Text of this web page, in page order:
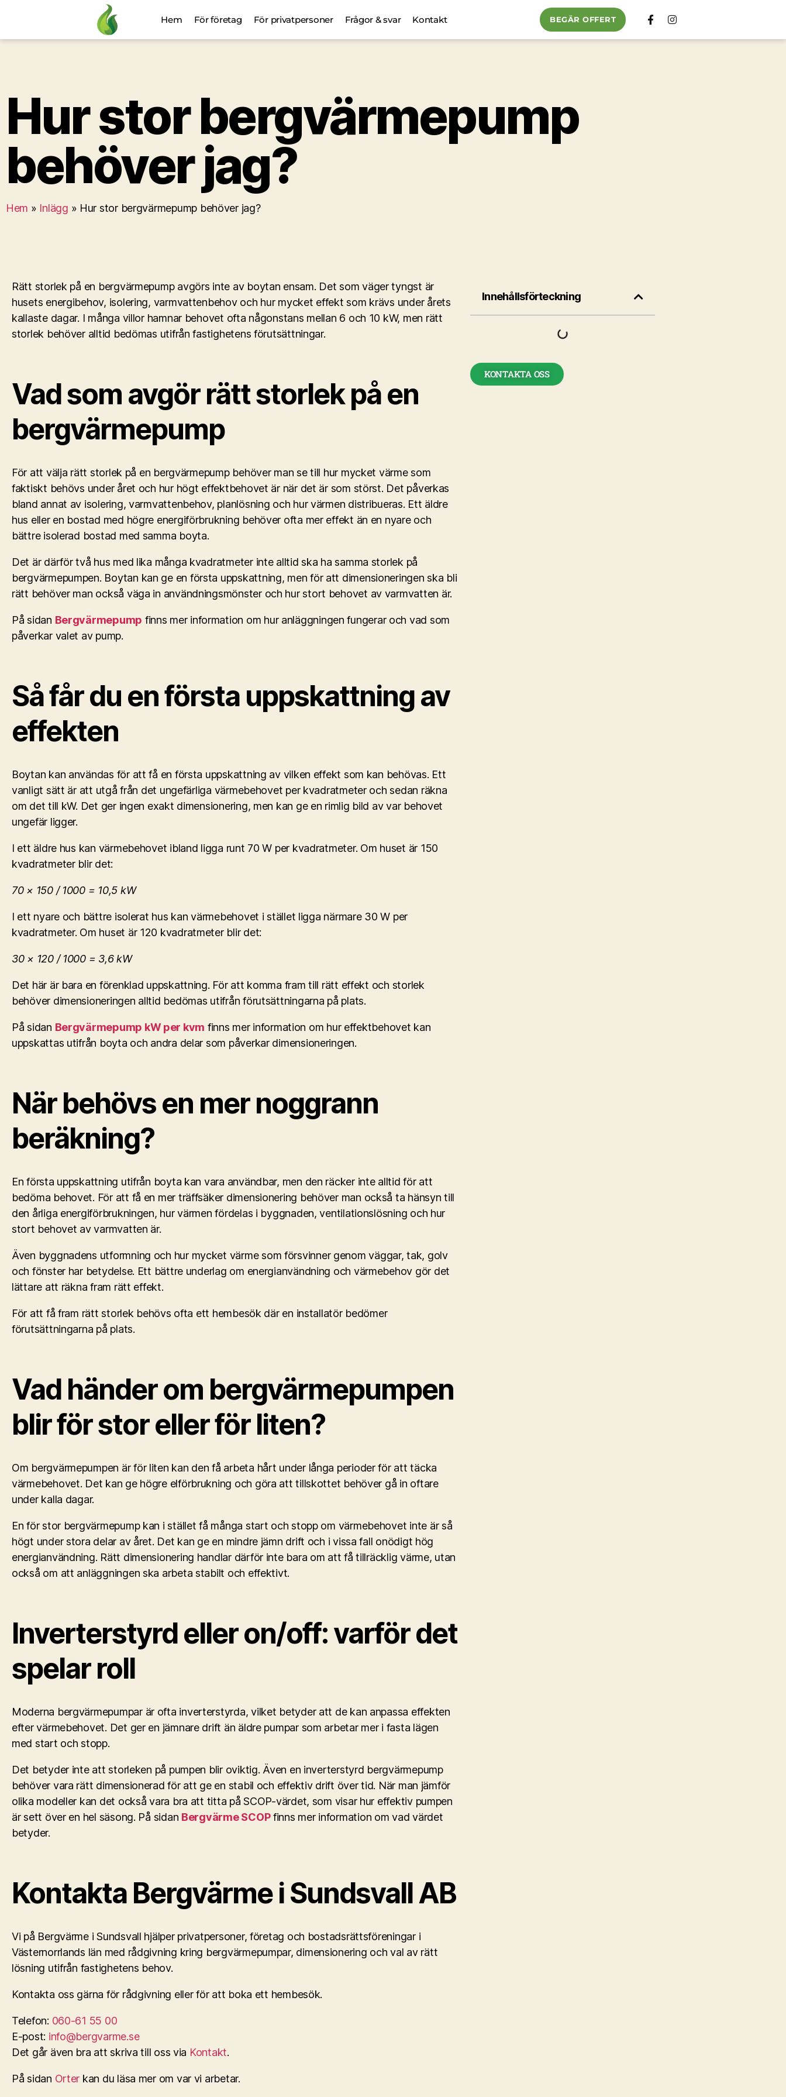
Hem För företag För privatpersoner Frågor & svar Kontakt BEGÄR OFFERT
Hur stor bergvärmepump
behöver jag?
Hem » Inlägg » Hur stor bergvärmepump behöver jag?
Rätt storlek på en bergvärmepump avgörs inte av boytan ensam. Det som väger tyngst är
husets energibehov, isolering, varmvattenbehov och hur mycket effekt som krävs under årets
kallaste dagar. I många villor hamnar behovet ofta någonstans mellan 6 och 10 kW, men rätt
storlek behöver alltid bedömas utifrån fastighetens förutsättningar.
Vad som avgör rätt storlek på en
bergvärmepump
För att välja rätt storlek på en bergvärmepump behöver man se till hur mycket värme som
faktiskt behövs under året och hur högt effektbehovet är när det är som störst. Det påverkas
bland annat av isolering, varmvattenbehov, planlösning och hur värmen distribueras. Ett äldre
hus eller en bostad med högre energiförbrukning behöver ofta mer effekt än en nyare och
bättre isolerad bostad med samma boyta.
Det är därför två hus med lika många kvadratmeter inte alltid ska ha samma storlek på
bergvärmepumpen. Boytan kan ge en första uppskattning, men för att dimensioneringen ska bli
rätt behöver man också väga in användningsmönster och hur stort behovet av varmvatten är.
På sidan Bergvärmepump finns mer information om hur anläggningen fungerar och vad som
påverkar valet av pump.
Så får du en första uppskattning av
effekten
Boytan kan användas för att få en första uppskattning av vilken effekt som kan behövas. Ett
vanligt sätt är att utgå från det ungefärliga värmebehovet per kvadratmeter och sedan räkna
om det till kW. Det ger ingen exakt dimensionering, men kan ge en rimlig bild av var behovet
ungefär ligger.
I ett äldre hus kan värmebehovet ibland ligga runt 70 W per kvadratmeter. Om huset är 150
kvadratmeter blir det:
70 × 150 / 1000 = 10,5 kW
I ett nyare och bättre isolerat hus kan värmebehovet i stället ligga närmare 30 W per
kvadratmeter. Om huset är 120 kvadratmeter blir det:
30 × 120 / 1000 = 3,6 kW
Det här är bara en förenklad uppskattning. För att komma fram till rätt effekt och storlek
behöver dimensioneringen alltid bedömas utifrån förutsättningarna på plats.
På sidan Bergvärmepump kW per kvm finns mer information om hur effektbehovet kan
uppskattas utifrån boyta och andra delar som påverkar dimensioneringen.
När behövs en mer noggrann
beräkning?
En första uppskattning utifrån boyta kan vara användbar, men den räcker inte alltid för att
bedöma behovet. För att få en mer träffsäker dimensionering behöver man också ta hänsyn till
den årliga energiförbrukningen, hur värmen fördelas i byggnaden, ventilationslösning och hur
stort behovet av varmvatten är.
Även byggnadens utformning och hur mycket värme som försvinner genom väggar, tak, golv
och fönster har betydelse. Ett bättre underlag om energianvändning och värmebehov gör det
lättare att räkna fram rätt effekt.
För att få fram rätt storlek behövs ofta ett hembesök där en installatör bedömer
förutsättningarna på plats.
Vad händer om bergvärmepumpen
blir för stor eller för liten?
Om bergvärmepumpen är för liten kan den få arbeta hårt under långa perioder för att täcka
värmebehovet. Det kan ge högre elförbrukning och göra att tillskottet behöver gå in oftare
under kalla dagar.
En för stor bergvärmepump kan i stället få många start och stopp om värmebehovet inte är så
högt under stora delar av året. Det kan ge en mindre jämn drift och i vissa fall onödigt hög
energianvändning. Rätt dimensionering handlar därför inte bara om att få tillräcklig värme, utan
också om att anläggningen ska arbeta stabilt och effektivt.
Inverterstyrd eller on/off: varför det
spelar roll
Moderna bergvärmepumpar är ofta inverterstyrda, vilket betyder att de kan anpassa effekten
efter värmebehovet. Det ger en jämnare drift än äldre pumpar som arbetar mer i fasta lägen
med start och stopp.
Det betyder inte att storleken på pumpen blir oviktig. Även en inverterstyrd bergvärmepump
behöver vara rätt dimensionerad för att ge en stabil och effektiv drift över tid. När man jämför
olika modeller kan det också vara bra att titta på SCOP-värdet, som visar hur effektiv pumpen
är sett över en hel säsong. På sidan Bergvärme SCOPfinns mer information om vad värdet
betyder.
Kontakta Bergvärme i Sundsvall AB
Vi på Bergvärme i Sundsvall hjälper privatpersoner, företag och bostadsrättsföreningar i
Västernorrlands län med rådgivning kring bergvärmepumpar, dimensionering och val av rätt
lösning utifrån fastighetens behov.
Kontakta oss gärna för rådgivning eller för att boka ett hembesök.
Telefon: 060-61 55 00
E-post: info@bergvarme.se
Det går även bra att skriva till oss via Kontakt.
På sidan Orter kan du läsa mer om var vi arbetar.
Innehållsförteckning
KONTAKTA OSS